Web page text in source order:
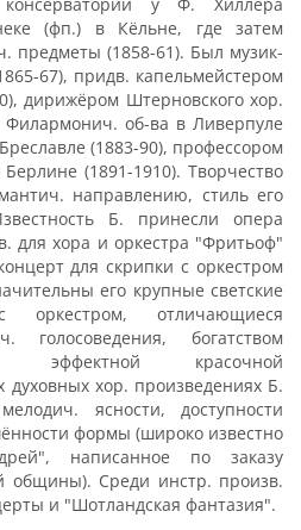
(фп.) в Кёльне, где затем
предметы (1858-61). Был музик-
67), придв. капельмейстером
дирижёром Штерновского хор.
об-ва в Ливерпуле
(1883-90), профессором
(1891-1910). Творчество
направлению, стиль его
Б. принесли опера
для хора и оркестра "Фритьоф"
для скрипки с оркестром
его крупные светские
оркестром, отличающиеся
голосоведения, богатством
эффектной красочной
духовных хор. произведениях Б.
ясности, доступности
формы (широко известно
написанное по заказу
общины). Среди инстр. произв.
и "Шотландская фантазия".